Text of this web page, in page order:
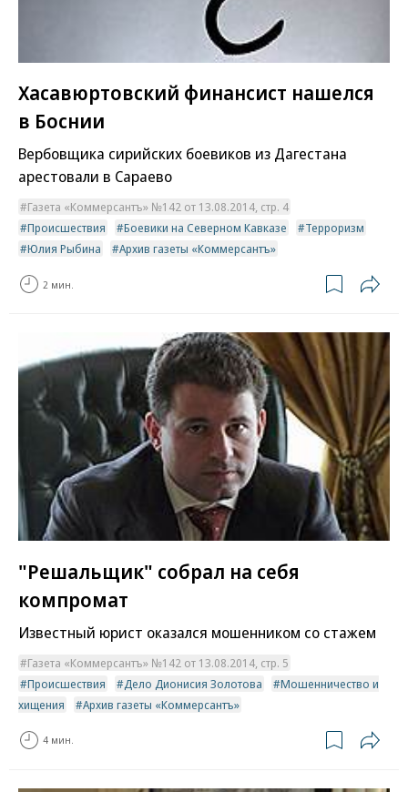
Хасавюртовский финансист нашелся
в Боснии
Вербовщика сирийских боевиков из Дагестана
арестовали в Сараево
Газета «Коммерсантъ» №142 от 13.08.2014, стр. 4
Происшествия
Боевики на Северном Кавказе
Терроризм
Юлия Рыбина
Архив газеты «Коммерсантъ»
2 мин.
"Решальщик" собрал на себя
компромат
Известный юрист оказался мошенником со стажем
Газета «Коммерсантъ» №142 от 13.08.2014, стр. 5
Происшествия
Дело Дионисия Золотова
Мошенничество и
хищения
Архив газеты «Коммерсантъ»
4 мин.